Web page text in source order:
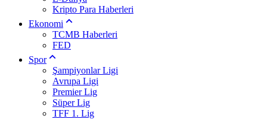
Kripto Para Haberleri
Ekonomi
TCMB Haberleri
FED
Spor
Şampiyonlar Ligi
Avrupa Ligi
Premier Lig
Süper Lig
TFF 1. Lig